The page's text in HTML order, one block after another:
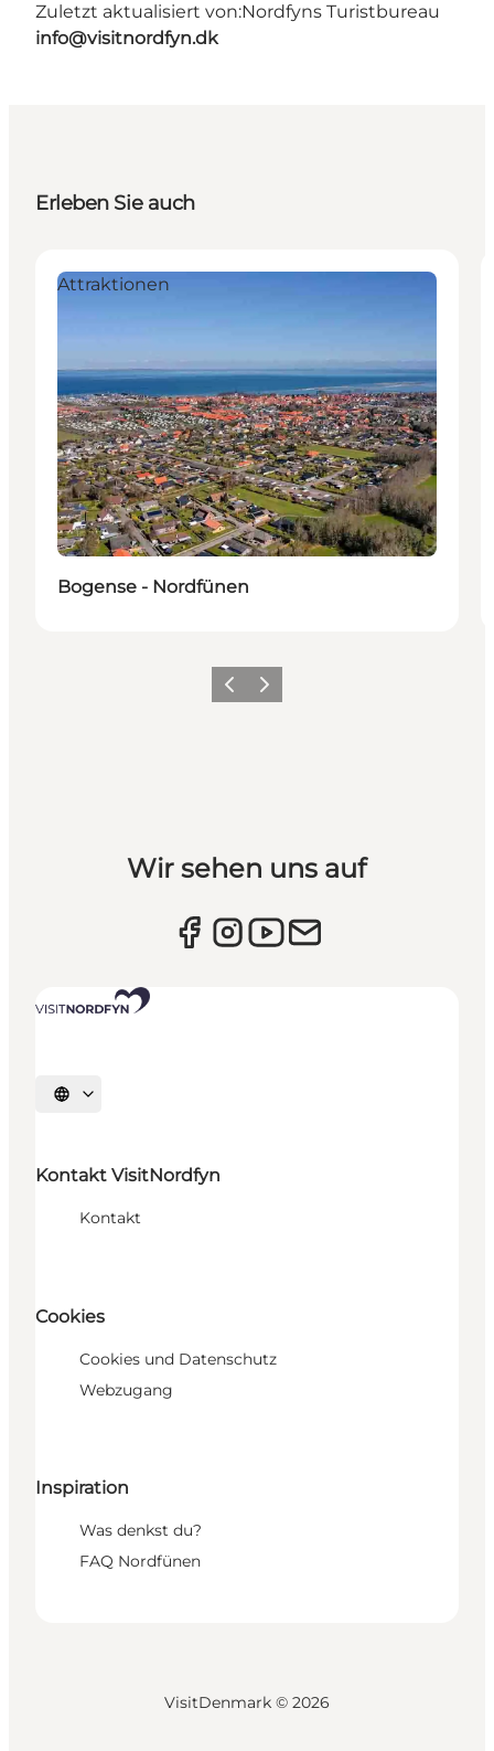
Zuletzt aktualisiert von:Nordfyns Turistbureau
info@visitnordfyn.dk
Erleben Sie auch
Attraktionen
Bogense - Nordfünen
Vorherige Folie
Nächste Folie
Wir sehen uns auf
Sprache auswählen
Kontakt VisitNordfyn
Kontakt
Cookies
Cookies und Datenschutz
Webzugang
Inspiration
Was denkst du?
FAQ Nordfünen
VisitDenmark © 2026